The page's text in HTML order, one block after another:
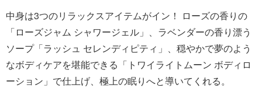
中身は3つのリラックスアイテムがイン！ ローズの香りの
「ローズジャム シャワージェル」、ラベンダーの香り漂う
ソープ「ラッシュ セレンディピティ」、穏やかで夢のよう
なボディケアを堪能できる「トワイライトムーン ボディロ
ーション」で仕上げ、極上の眠りへと導いてくれる。